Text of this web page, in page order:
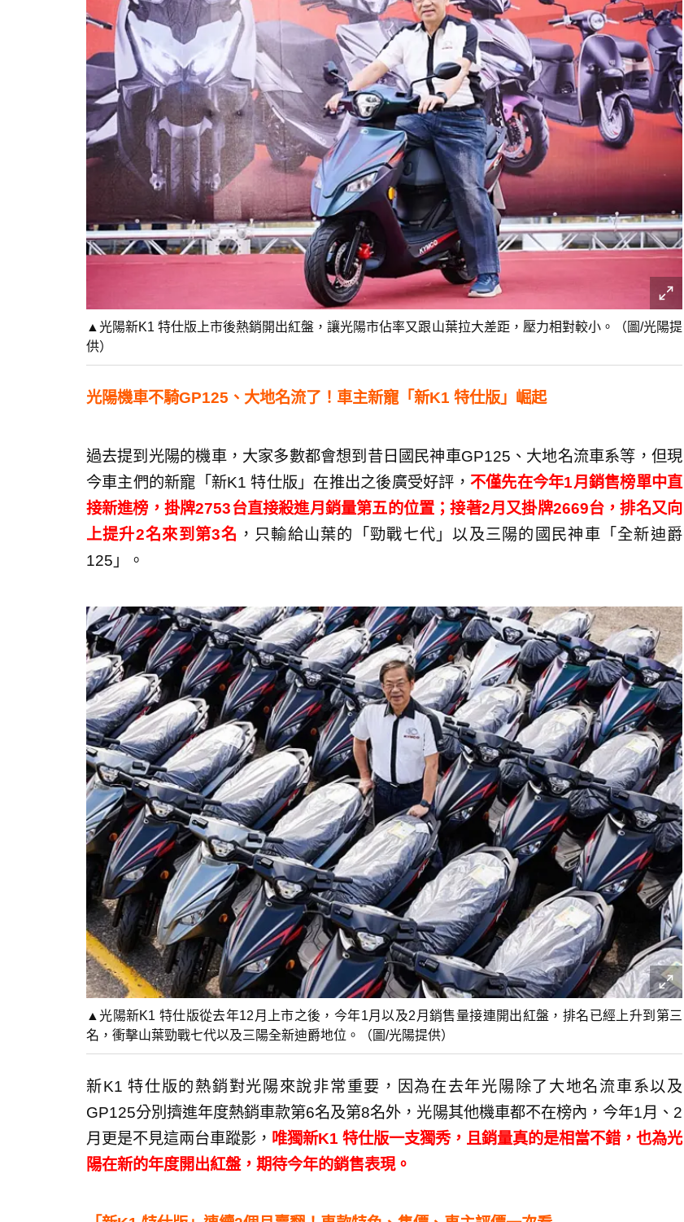
▲光陽新K1 特仕版上市後熱銷開出紅盤，讓光陽市佔率又跟山葉拉大差距，壓力相對較小。（圖/光陽提
供）
光陽機車不騎GP125、大地名流了！車主新寵「新K1 特仕版」崛起
過去提到光陽的機車，大家多數都會想到昔日國民神車GP125、大地名流車系等，但現
今車主們的新寵「新K1 特仕版」在推出之後廣受好評， 不僅先在今年1月銷售榜單中直
接新進榜，掛牌2753台直接殺進月銷量第五的位置；接著2月又掛牌2669台，排名又向
上提升2名來到第3名 ，只輸給山葉的「勁戰七代」以及三陽的國民神車「全新迪爵
125」。
▲光陽新K1 特仕版從去年12月上市之後，今年1月以及2月銷售量接連開出紅盤，排名已經上升到第三
名，衝擊山葉勁戰七代以及三陽全新迪爵地位。（圖/光陽提供）
新K1 特仕版的熱銷對光陽來說非常重要，因為在去年光陽除了大地名流車系以及
GP125分別擠進年度熱銷車款第6名及第8名外，光陽其他機車都不在榜內，今年1月、2
月更是不見這兩台車蹤影， 唯獨新K1 特仕版一支獨秀，且銷量真的是相當不錯，也為光
陽在新的年度開出紅盤，期待今年的銷售表現。